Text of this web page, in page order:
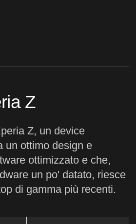
Z
Z, un device
un ottimo design e
ottimizzato e che,
un po' datato, riesce
di gamma più recenti.